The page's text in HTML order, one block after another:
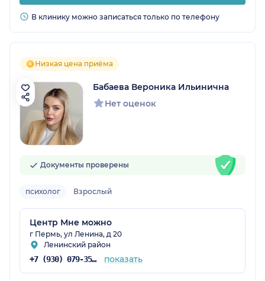
В клинику можно записаться только по телефону
Низкая цена приёма
Бабаева Вероника Ильинична
Нет оценок
Документы проверены
психолог Взрослый
Центр Мне можно
г Пермь, ул Ленина, д 20
Ленинский район
+7 (930) 079-35-76 показать